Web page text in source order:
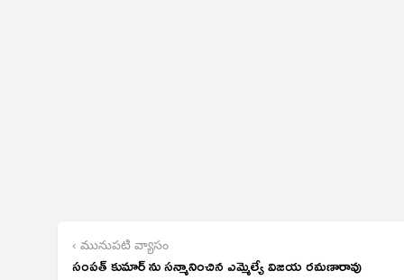
‹ మునుపటి వ్యాసం
సంపత్ కుమార్ ను సన్మానించిన ఎమ్మెల్యే విజయ రమణారావు